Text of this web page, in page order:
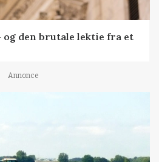
den brutale lektie fra et
Annonce